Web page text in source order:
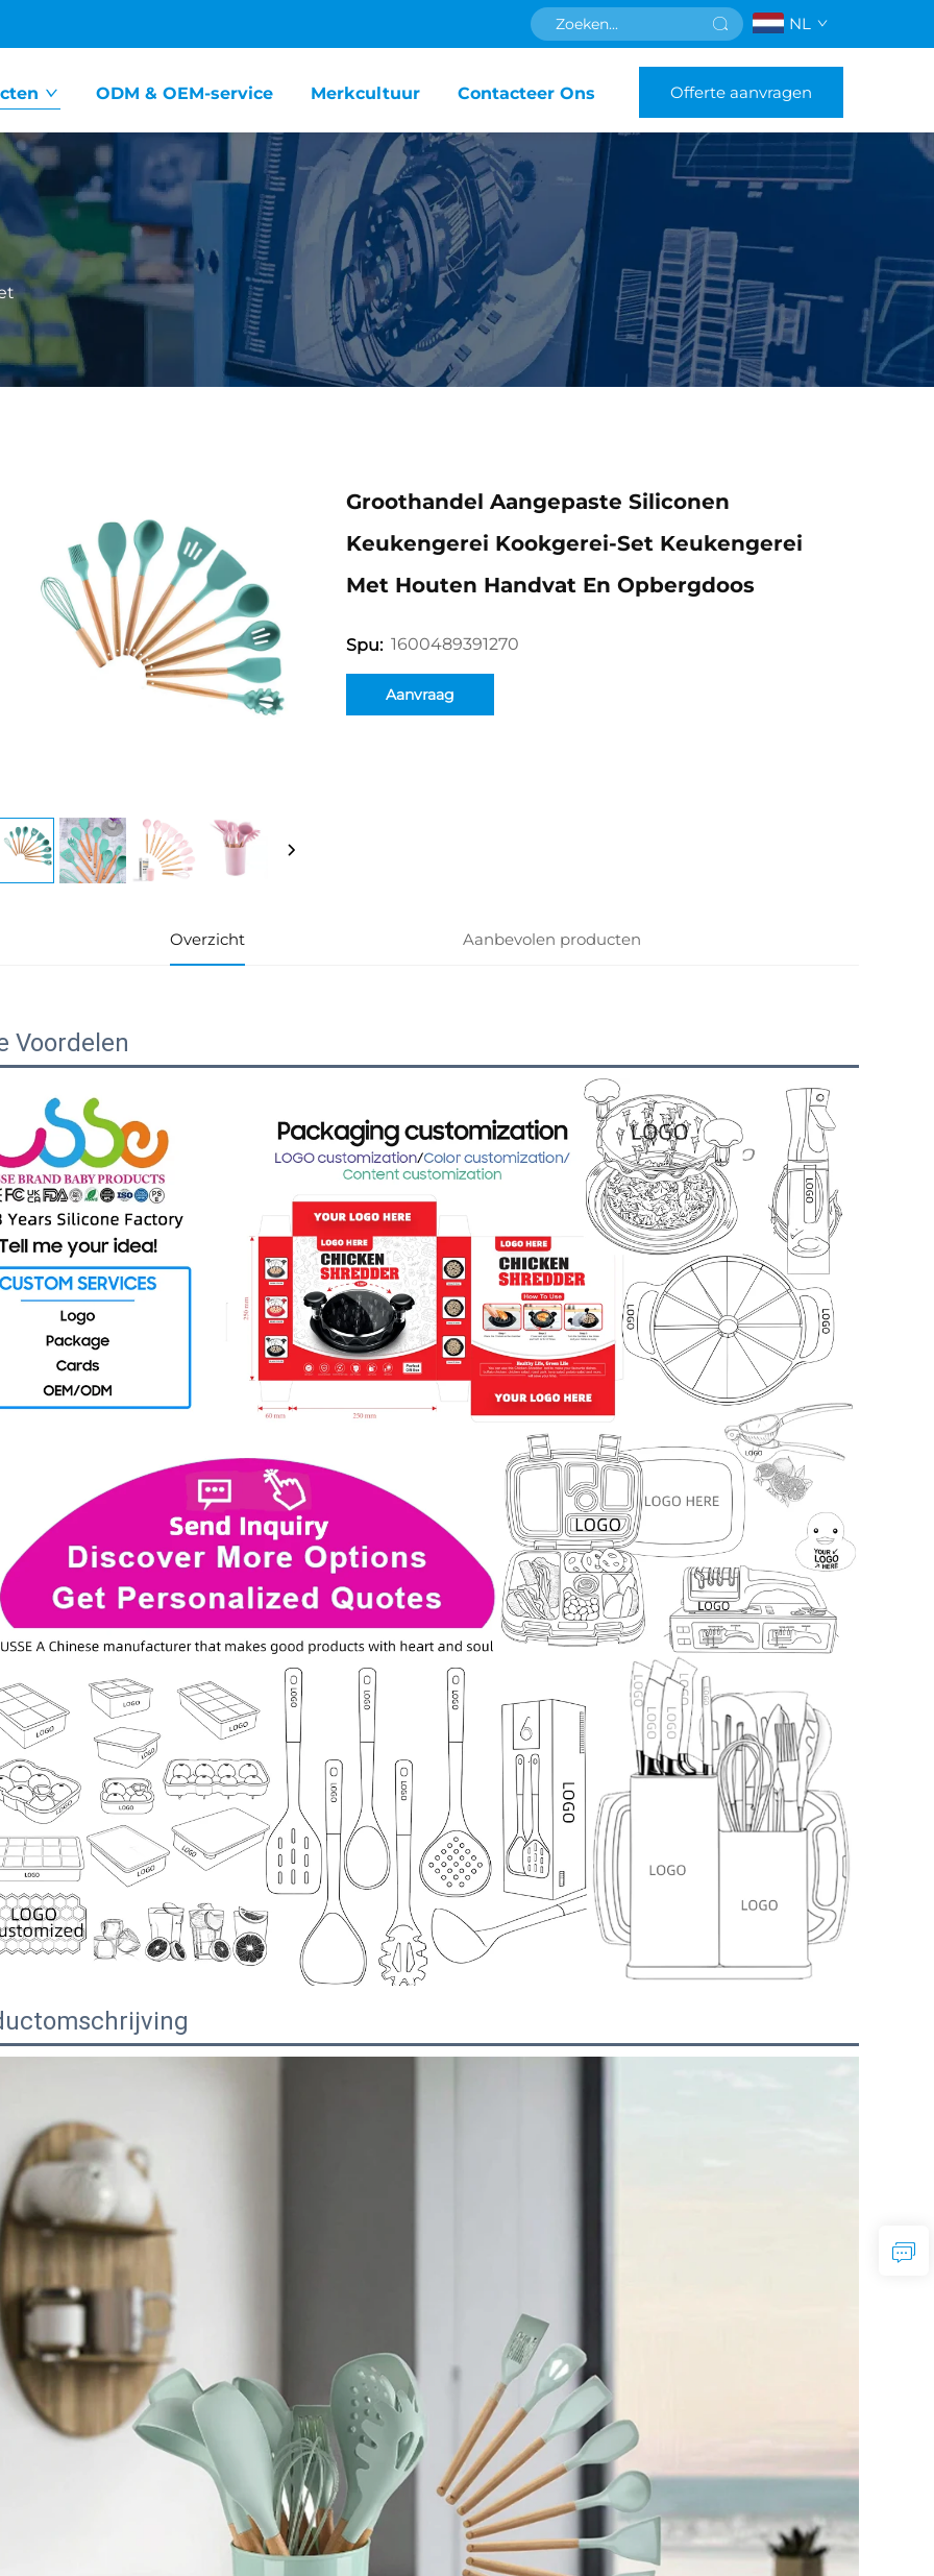
NL
ODM & OEM-service Merkcultuur Contacteer Ons Offerte aanvragen
Groothandel Aangepaste Siliconen
Keukengerei Kookgerei-Set Keukengerei
Met Houten Handvat En Opbergdoos
Spu: 1600489391270
Aanvraag
Overzicht Aanbevolen producten
Voordelen